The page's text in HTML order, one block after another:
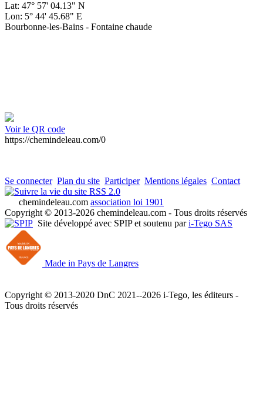
Lat: 47° 57' 04.13" N
Lon: 5° 44' 45.68" E
Bourbonne-les-Bains - Fontaine chaude
Voir le QR code
https://chemindeleau.com/0
Se connecter Plan du site Participer Mentions légales Contact
RSS 2.0
chemindeleau.com association loi 1901
Copyright © 2013-2026 chemindeleau.com - Tous droits réservés
Site développé avec SPIP et soutenu pari-Tego SAS
Made in Pays de Langres
Copyright © 2013-2020 DnC 2021--2026 i-Tego, les éditeurs -
Tous droits réservés